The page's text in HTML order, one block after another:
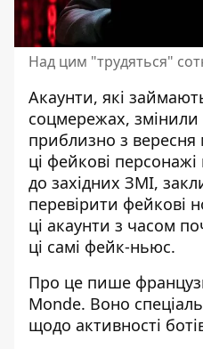
Над цим "трудяться"
Акаунти, які
соцмережах,
приблизно з вересня
ці фейкові
до західних ЗМІ,
перевірити фейкові
ці акаунти з часом
ці самі фейк-ньюс.
Про це пише
Monde. Воно
щодо активності